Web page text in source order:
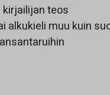
teos
alkukieli muu kuin